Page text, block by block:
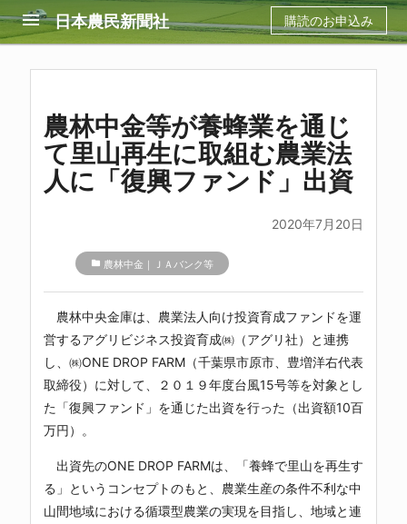
menu 日本農民新聞社 購読のお申込み
農林中金等が養蜂業を通じ
て里山再生に取組む農業法
人に「復興ファンド」出資
2020年7月20日
folder 農林中金｜ＪＡバンク等
農林中央金庫は、農業法人向け投資育成ファンドを運
営するアグリビジネス投資育成㈱（アグリ社）と連携
し、㈱ONE DROP FARM（千葉県市原市、豊増洋右代表
取締役）に対して、２０１９年度台風15号等を対象とし
た「復興ファンド」を通じた出資を行った（出資額10百
万円）。
出資先のONE DROP FARMは、「養蜂で里山を再生す
る」というコンセプトのもと、農業生産の条件不利な中
山間地域における循環型農業の実現を目指し、地域と連